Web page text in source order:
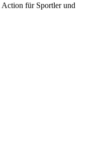
Action für Sportler und